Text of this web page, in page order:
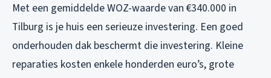
Met een gemiddelde WOZ-waarde van €340.000 in
Tilburg is je huis een serieuze investering. Een goed
onderhouden dak beschermt die investering. Kleine
reparaties kosten enkele honderden euro’s, grote